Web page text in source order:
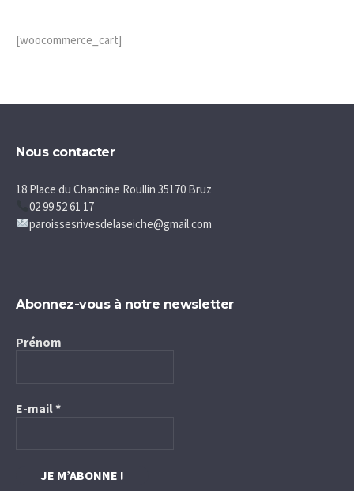
[woocommerce_cart]
Nous contacter
18 Place du Chanoine Roullin 35170 Bruz
02 99 52 61 17
paroissesrivesdelaseiche@gmail.com
Abonnez-vous à notre newsletter
Prénom
E-mail*